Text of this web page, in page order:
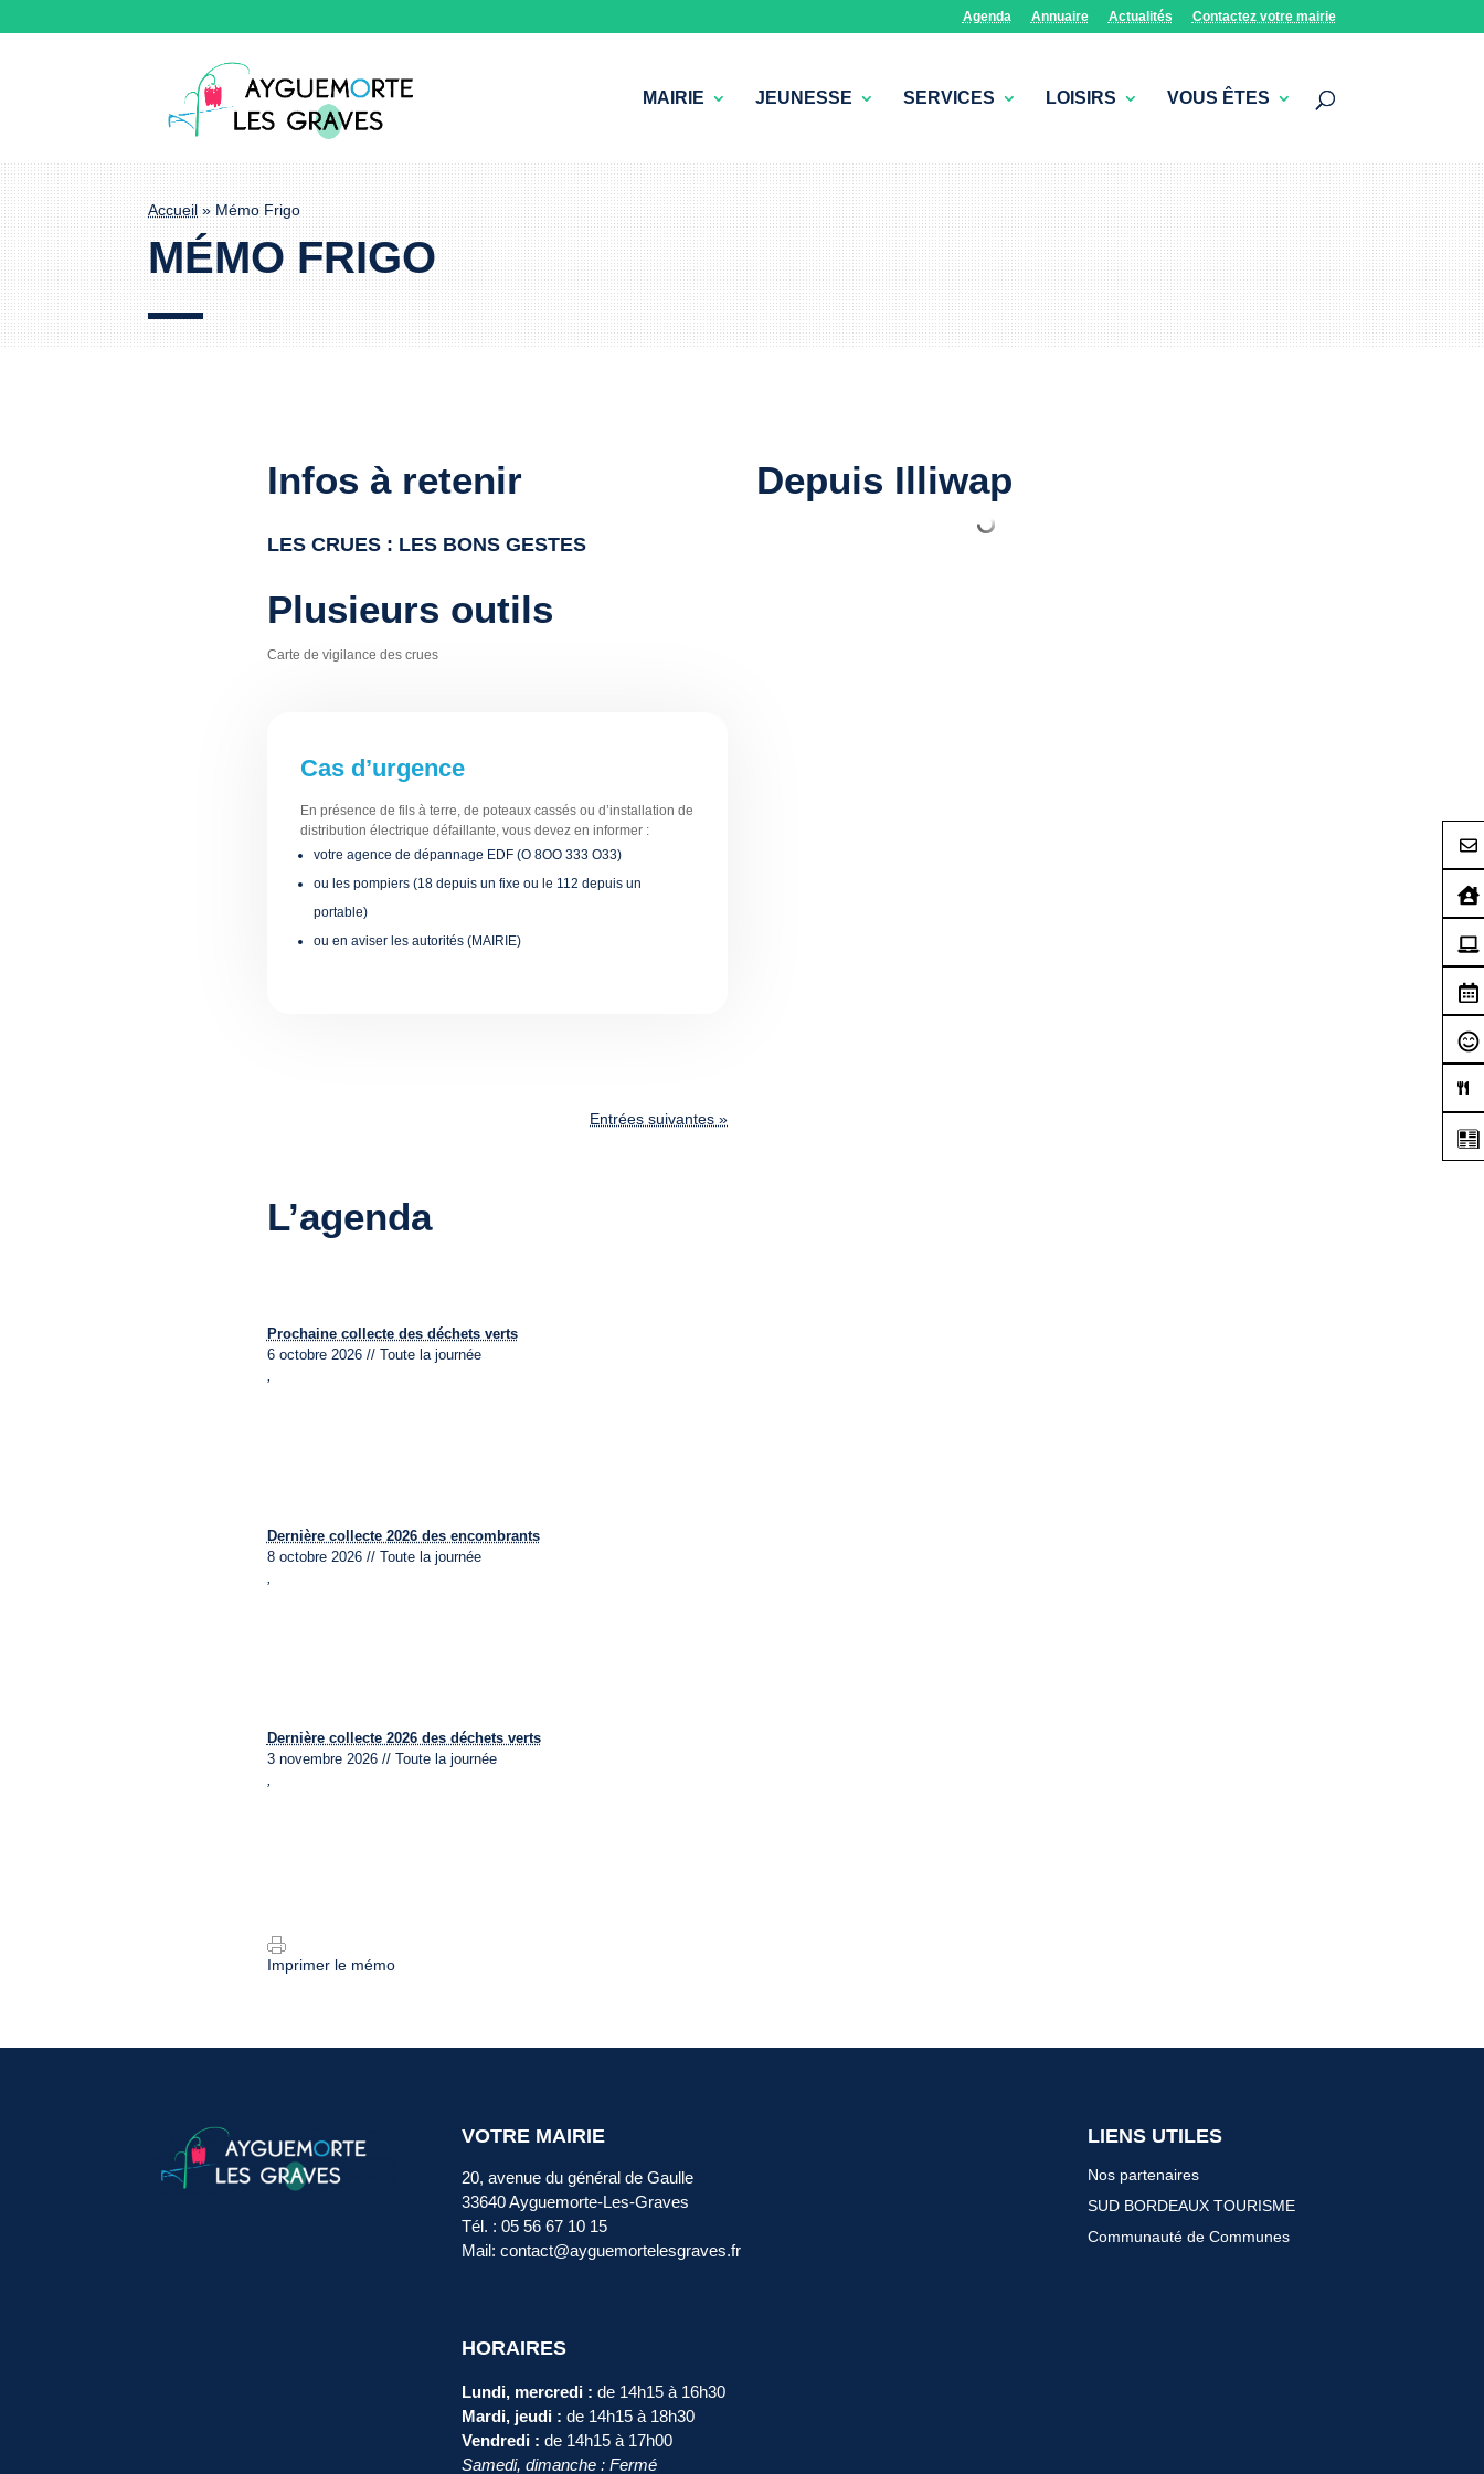
Agenda Annuaire Actualités Contactez votre mairie
MAIRIE JEUNESSE SERVICES LOISIRS VOUS ÊTES
Accueil»Mémo Frigo
MÉMO FRIGO
Infos à retenir
LES CRUES : LES BONS GESTES
Plusieurs outils
Carte de vigilance des crues
Cas d’urgence
En présence de fils à terre, de poteaux cassés ou d’installation de
distribution électrique défaillante, vous devez en informer :
votre agence de dépannage EDF (O 8OO 333 O33)
ou les pompiers (18 depuis un fixe ou le 112 depuis un
portable)
ou en aviser les autorités (MAIRIE)
Entrées suivantes »
Depuis Illiwap
L’agenda
Prochaine collecte des déchets verts
6 octobre 2026 // Toute la journée
Dernière collecte 2026 des encombrants
8 octobre 2026 // Toute la journée
,
Dernière collecte 2026 des déchets verts
3 novembre 2026 // Toute la journée
,
Imprimer le mémo
VOTRE MAIRIE
20, avenue du général de Gaulle
33640 Ayguemorte-Les-Graves
Tél. : 05 56 67 10 15
Mail: contact@ayguemortelesgraves.fr
HORAIRES
Lundi, mercredi : de 14h15 à 16h30
Mardi, jeudi : de 14h15 à 18h30
Vendredi : de 14h15 à 17h00
Samedi, dimanche : Fermé
LIENS UTILES
Nos partenaires
SUD BORDEAUX TOURISME
Communauté de Communes